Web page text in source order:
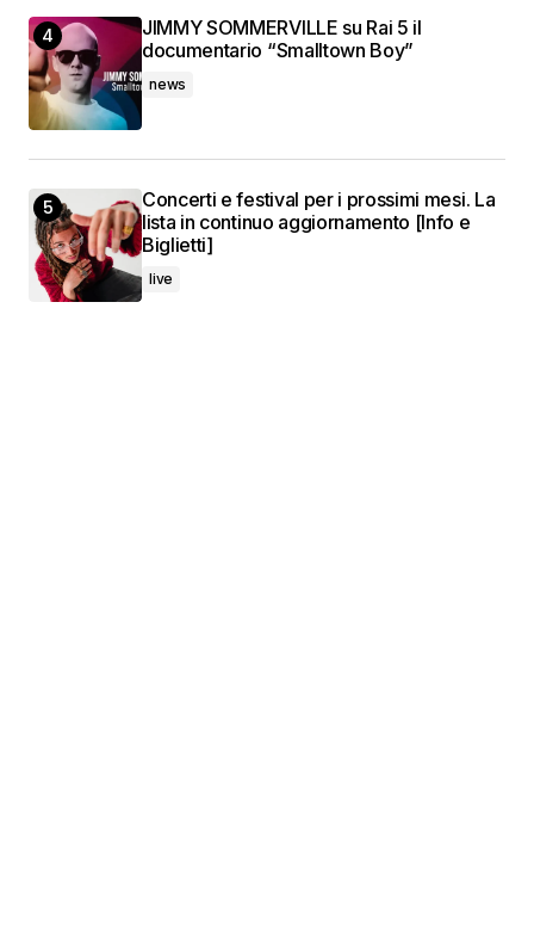
JIMMY SOMMERVILLE su Rai 5 il
documentario “Smalltown Boy”
news
Concerti e festival per i prossimi mesi. La
lista in continuo aggiornamento [Info e
Biglietti]
live